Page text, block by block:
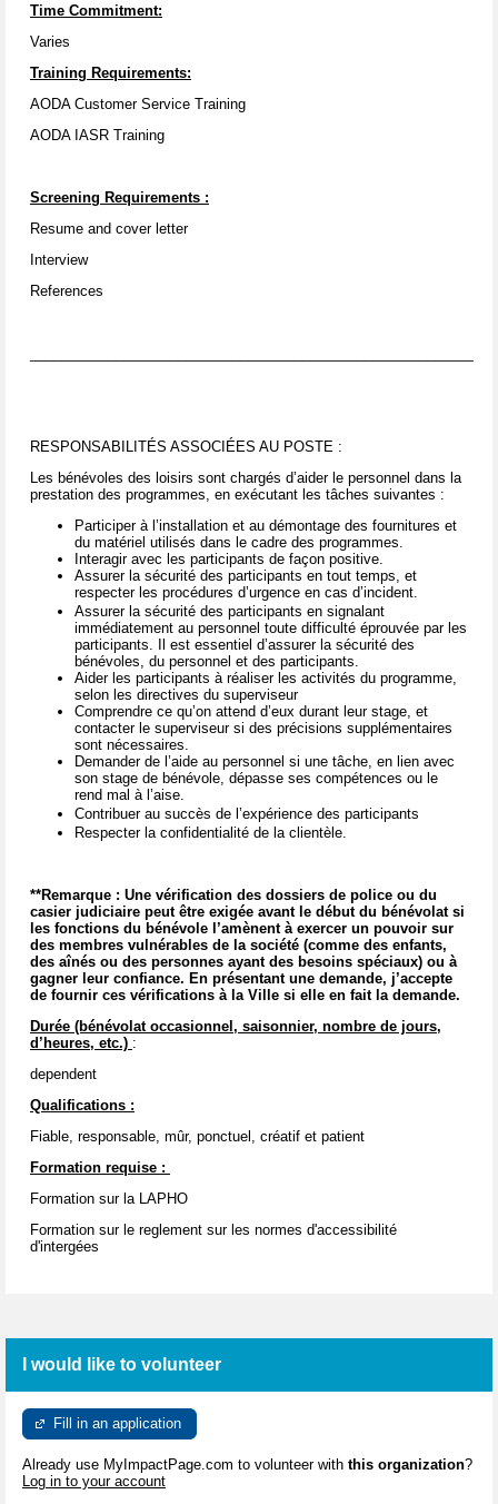
Time Commitment:
Varies
Training Requirements:
AODA Customer Service Training
AODA IASR Training
Screening Requirements :
Resume and cover letter
Interview
References
RESPONSABILITÉS ASSOCIÉES AU POSTE :
Les bénévoles des loisirs sont chargés d’aider le personnel dans la
prestation des programmes, en exécutant les tâches suivantes :
Participer à l’installation et au démontage des fournitures et
du matériel utilisés dans le cadre des programmes.
Interagir avec les participants de façon positive.
Assurer la sécurité des participants en tout temps, et
respecter les procédures d’urgence en cas d’incident.
Assurer la sécurité des participants en signalant
immédiatement au personnel toute difficulté éprouvée par les
participants. Il est essentiel d’assurer la sécurité des
bénévoles, du personnel et des participants.
Aider les participants à réaliser les activités du programme,
selon les directives du superviseur
Comprendre ce qu’on attend d’eux durant leur stage, et
contacter le superviseur si des précisions supplémentaires
sont nécessaires.
Demander de l’aide au personnel si une tâche, en lien avec
son stage de bénévole, dépasse ses compétences ou le
rend mal à l’aise.
Contribuer au succès de l’expérience des participants
Respecter la confidentialité de la clientèle.
**Remarque : Une vérification des dossiers de police ou du
casier judiciaire peut être exigée avant le début du bénévolat si
les fonctions du bénévole l’amènent à exercer un pouvoir sur
des membres vulnérables de la société (comme des enfants,
des aînés ou des personnes ayant des besoins spéciaux) ou à
gagner leur confiance. En présentant une demande, j’accepte
de fournir ces vérifications à la Ville si elle en fait la demande.
Durée (bénévolat occasionnel, saisonnier, nombre de jours,
d’heures, etc.) :
dependent
Qualifications :
Fiable, responsable, mûr, ponctuel, créatif et patient
Formation requise :
Formation sur la LAPHO
Formation sur le reglement sur les normes d'accessibilité
d'intergées
I would like to volunteer
Fill in an application
Already use MyImpactPage.com to volunteer with this organization?
Log in to your account